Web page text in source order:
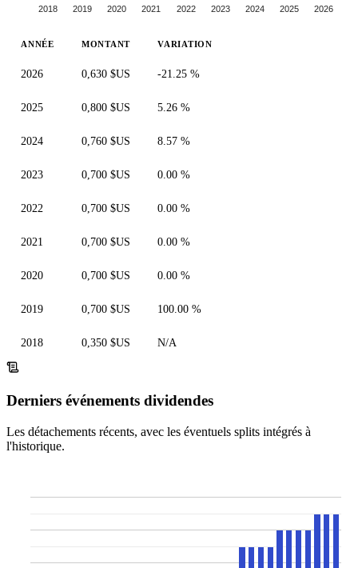
2018 2019 2020 2021 2022 2023 2024 2025 2026
ANNÉE MONTANT VARIATION
2026 0,630 $US -21.25 %
2025 0,800 $US 5.26 %
2024 0,760 $US 8.57 %
2023 0,700 $US 0.00 %
2022 0,700 $US 0.00 %
2021 0,700 $US 0.00 %
2020 0,700 $US 0.00 %
2019 0,700 $US 100.00 %
2018 0,350 $US N/A
Derniers événements dividendes
Les détachements récents, avec les éventuels splits intégrés à
l'historique.